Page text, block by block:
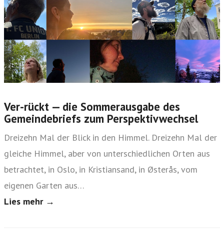
Ver-rückt — die Sommerausgabe des
Gemeindebriefs zum Perspektivwechsel
Dreizehn Mal der Blick in den Himmel. Dreizehn Mal der
gleiche Himmel, aber von unterschiedlichen Orten aus
betrachtet, in Oslo, in Kristiansand, in Østerås, vom
eigenen Garten aus…
Lies mehr →